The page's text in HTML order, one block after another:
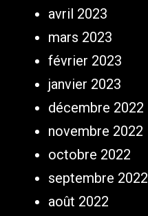
avril 2023
mars 2023
février 2023
janvier 2023
décembre 2022
novembre 2022
octobre 2022
septembre 2022
août 2022